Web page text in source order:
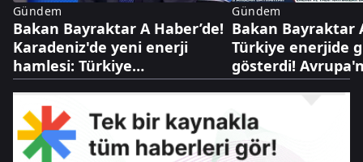
Gündem
Bakan Bayraktar A Haber’de!
Karadeniz'de yeni enerji
hamlesi: Türkiye
Bulgaristan'da sahaya iniyor
Gündem
Bakan Bayraktar
Türkiye enerjide
gösterdi!
Türk gazında